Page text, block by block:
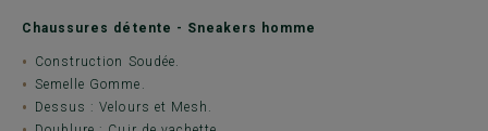
Chaussures détente - Sneakers homme
Construction Soudée.
Semelle Gomme.
Dessus : Velours et Mesh.